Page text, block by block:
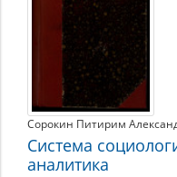
Сорокин Питирим
Система
аналитика